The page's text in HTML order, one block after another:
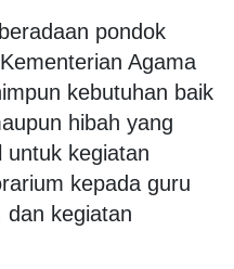
pondok
Agama
kebutuhan baik
hibah yang
untuk kegiatan
kepada guru
dan kegiatan